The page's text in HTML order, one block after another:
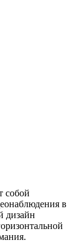
собой
в
дизайн